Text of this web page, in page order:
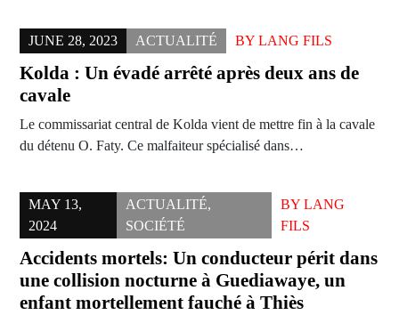
JUNE 28, 2023 ACTUALITÉ BY LANG FILS
Kolda : Un évadé arrêté après deux ans de
cavale
Le commissariat central de Kolda vient de mettre fin à la cavale
du détenu O. Faty. Ce malfaiteur spécialisé dans…
MAY 13,
2024
ACTUALITÉ,
SOCIÉTÉ
BYLANG
FILS
Accidents mortels: Un conducteur périt dans
une collision nocturne à Guediawaye, un
enfant mortellement fauché à Thiès